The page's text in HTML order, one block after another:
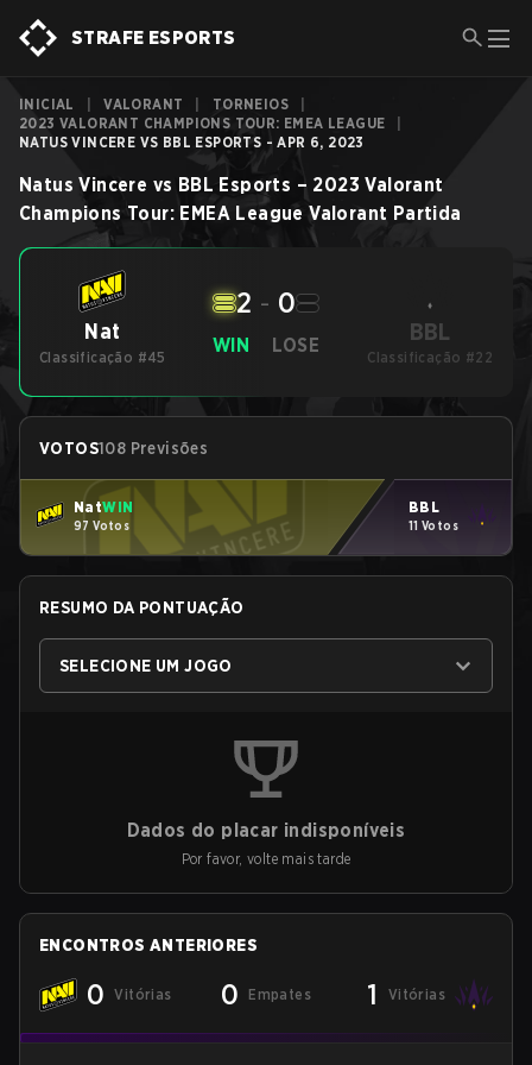
STRAFE ESPORTS
INICIAL VALORANT TORNEIOS
2023 VALORANT CHAMPIONS TOUR: EMEA LEAGUE
NATUS VINCERE VS BBL ESPORTS - APR 6, 2023
Natus Vincere vs BBL Esports – 2023 Valorant
Champions Tour: EMEA League Valorant Partida
Nat
Classificação #45
WIN
2 - 0
LOSE BBL
Classificação #22
VOTOS108 Previsões
NatWIN
97 Votos
BBL
11 Votos
RESUMO DA PONTUAÇÃO
SELECIONE UM JOGO
Dados do placar indisponíveis
Por favor, volte mais tarde
ENCONTROS ANTERIORES
0 Vitórias 0 Empates 1 Vitórias